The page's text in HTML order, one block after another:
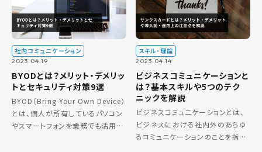
いても、新しいアイデアを生み […] などの役職が […]
社内コミュニケーション
2023.04.19
BYODとは？メリット・デメリッ
トとセキュリティ対策9選
BYOD（Bring Your Own Device）
とは、個人が所有しているパソコン
やスマートフォンを業務でも活用す
スキル・理論
2023.04.14
ビジネスコミュニケーションと
は？基本スキルや5つのテク
ニックを解説
ビジネスコミュニケーションとは、
ビジネスにおける社内外のあらゆ
るコミュニケーションのことを指し